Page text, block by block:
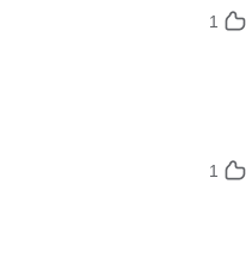
1
1